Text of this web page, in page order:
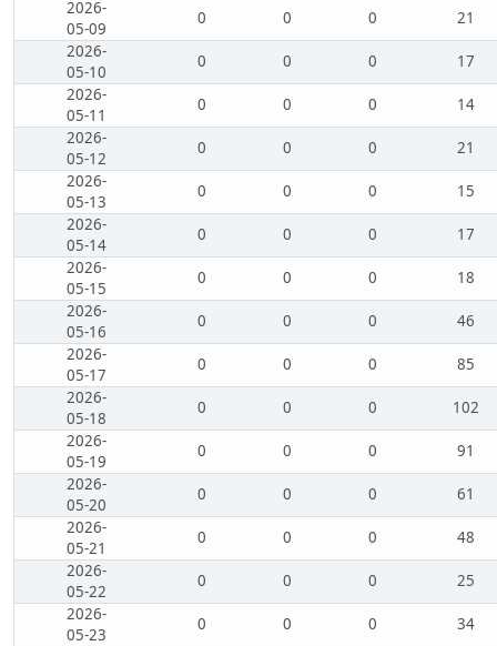
2026-
05-09
0 0 0
21
2026-
05-10
0 0 0
17
2026-
05-11
0 0 0
14
2026-
05-12
0 0 0
21
2026-
05-13
0 0 0
15
2026-
05-14
0 0 0
17
2026-
05-15
0 0 0
18
2026-
05-16
0 0 0
46
2026-
05-17
0 0 0
85
2026-
05-18
0 0 0
102
2026-
05-19
0 0 0
91
2026-
05-20
0 0 0
61
2026-
05-21
0 0 0
48
2026-
05-22
0 0 0
25
2026-
05-23
0 0 0
34